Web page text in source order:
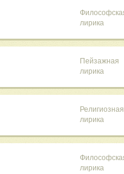
лирика
Пейзажная
лирика
Религиозная
лирика
лирика